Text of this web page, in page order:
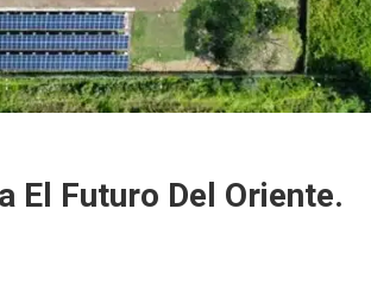
El Futuro Del Oriente.